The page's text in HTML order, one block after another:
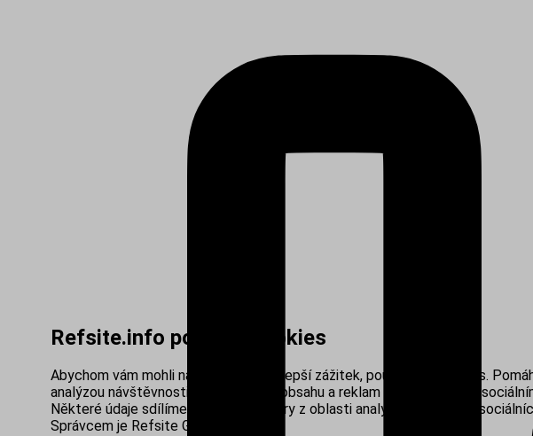
Refsite.info používá cookies
Abychom vám mohli nabídnout co nejlepší zážitek, používáme cookies.
analýzou návštěvnosti, personalizací obsahu a reklam i propojením se
Některé údaje sdílíme s našimi partnery z oblasti analytiky, reklamy a
Správcem je Refsite Group s.r.o.